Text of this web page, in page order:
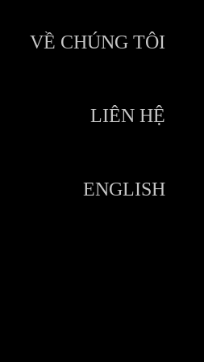
VỀ CHÚNG TÔI
LIÊN HỆ
ENGLISH